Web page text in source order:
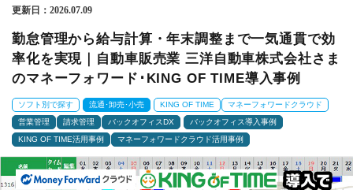
更新日： 2026.07.09
勤怠管理から給与計算・年末調整まで一気通貫で効
率化を実現｜自動車販売業 三洋自動車株式会社さま
のマネーフォワード･KING OF TIME導入事例
ソフト別で探す 流通･卸売･小売 KING OF TIME
マネーフォワードクラウド
営業管理
請求管理 バックオフィスDX
バックオフィス導入事例
KING OF TIME活用事例
マネーフォワードクラウド活用事例